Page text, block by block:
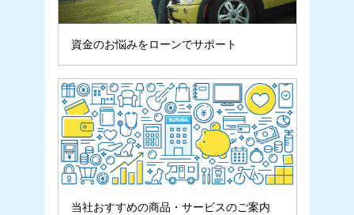
資金のお悩みをローンでサポート
当社おすすめの商品・サービスのご案内